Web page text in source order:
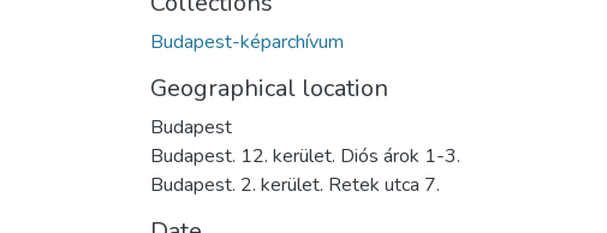
Budapest-képarchívum
Geographical location
Budapest
Budapest. 12. kerület. Diós árok 1-3.
Budapest. 2. kerület. Retek utca 7.